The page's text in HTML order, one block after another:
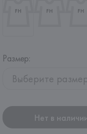
Размер:
Выберите
Нет в